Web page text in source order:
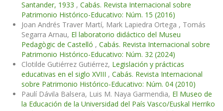
Santander, 1933 , Cabás. Revista Internacional sobre
Patrimonio Histórico-Educativo: Núm. 15 (2016)
Joan Andrés Traver Martí, Mark Lapiedra Ortega , Tomás
Segarra Arnau, El laboratorio didáctico del Museu
Pedagògic de Castelló , Cabás. Revista Internacional sobre
Patrimonio Histórico-Educativo: Núm. 32 (2024)
Clotilde Gutiérrez Gutiérrez, Legislación y prácticas
educativas en el siglo XVIII , Cabás. Revista Internacional
sobre Patrimonio Histórico-Educativo: Núm. 04 (2010)
Paulí Dávila Balsera, Luis M. Naya Garmendia, El Museo de
la Educación de la Universidad del País Vasco/Euskal Herriko